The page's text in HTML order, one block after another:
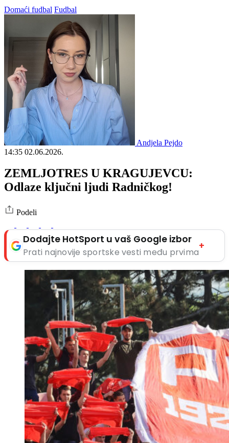
Domaći fudbal Fudbal
Andjela Pejdo
14:35 02.06.2026.
ZEMLJOTRES U KRAGUJEVCU:
Odlaze ključni ljudi Radničkog!
Podeli
Dodajte HotSport u vaš Google izbor
Prati najnovije sportske vesti među prvima
+